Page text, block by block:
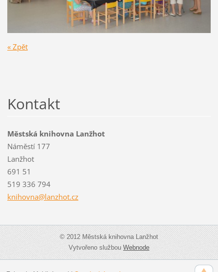
« Zpět
Kontakt
Městská knihovna Lanžhot
Náměstí 177
Lanžhot
691 51
519 336 794
knihovna@lanzhot.cz
© 2012 Městská knihovna Lanžhot
Vytvořeno službouWebnode